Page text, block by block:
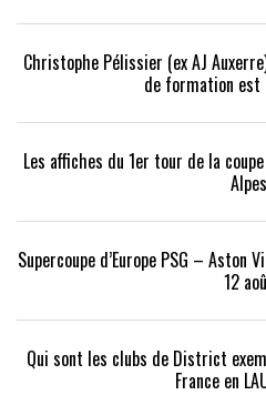
Christophe Pélissier (ex AJ
de formation
Les affiches du 1er tour de la
Alpes
Supercoupe d’Europe PSG – Aston
12
Qui sont les clubs de District
France en